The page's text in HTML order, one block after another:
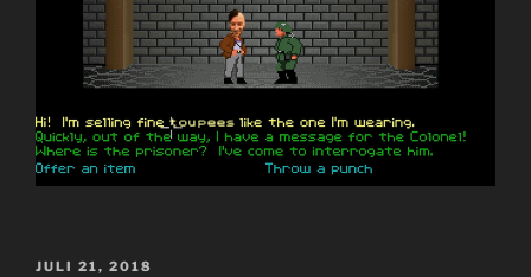
VERÖFFENTLICHT
JULI 21, 2018